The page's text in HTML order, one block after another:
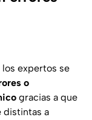
expertos se
o
gracias a que
distintas a